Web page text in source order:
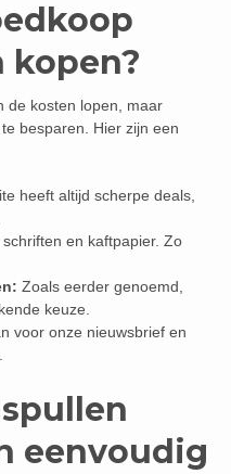
kopen?
de kosten lopen, maar
besparen. Hier zijn een
heeft altijd scherpe deals,
en kaftpapier. Zo
Zoals eerder genoemd,
keuze.
voor onze nieuwsbrief en
eenvoudig